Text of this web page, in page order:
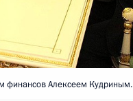
Кабардино-
финансов Алексеем Кудриным.